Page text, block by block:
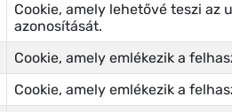
Cookie, amely lehetővé teszi
azonosítását.
Cookie, amely emlékezik a
Cookie, amely emlékezik a